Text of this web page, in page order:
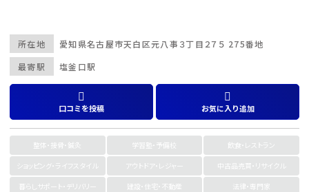
最寄駅 塩釜口駅
所在地 愛知県名古屋市天白区元八事３丁目２７５ 275番地
口コミを投稿 お気に入り追加
整体・接骨・鍼灸 学習塾・予備校
飲食・レストラン
ショッピング・ライフスタイル
アウトドア・レジャー
中古品売買・リサイクル
暮らしサポート・デリバリー
建設・住宅・不動産 法律・専門家